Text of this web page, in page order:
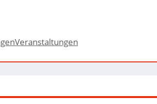
Veranstaltungen